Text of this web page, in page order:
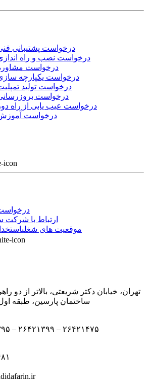
درخواست پشتیبانی
درخواست نصب و راه
درخواست
درخواست یکپارچه
درخواست تولید
درخواست
درخواست عیب یابی از راه دور
درخواست
ارتباط با شرکت
موقعیت های شغلی
تهران، خیابان دکتر شریعتی، بالاتر از دو
ساختمان پارسین، طبقه
۲۶۴۲۱۳۹۵ – ۲۶۴۲۱۳۹۹ –